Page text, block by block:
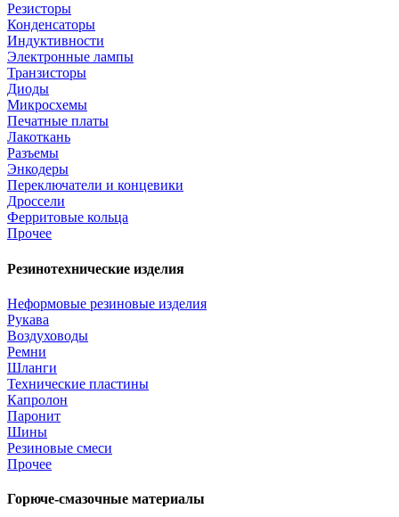
Резисторы
Конденсаторы
Индуктивности
Электронные лампы
Транзисторы
Диоды
Микросхемы
Печатные платы
Лакоткань
Разъемы
Энкодеры
Переключатели и концевики
Дроссели
Ферритовые кольца
Прочее
Резинотехнические изделия
Неформовые резиновые изделия
Рукава
Воздуховоды
Ремни
Шланги
Технические пластины
Капролон
Паронит
Шины
Резиновые смеси
Прочее
Горюче-смазочные материалы